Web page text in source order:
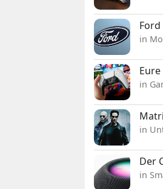
in
in
in
Der
in